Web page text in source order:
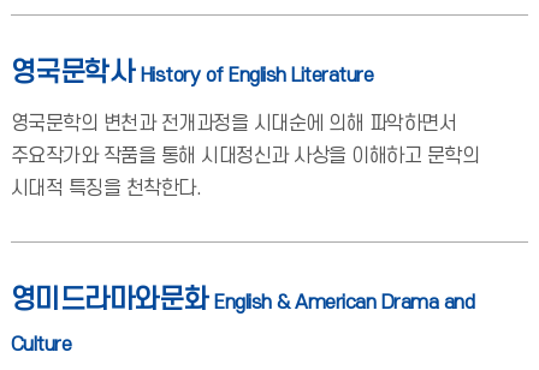
영국문학사 History of English Literature
영국문학의 변천과 전개과정을 시대순에 의해 파악하면서
주요작가와 작품을 통해 시대정신과 사상을 이해하고 문학의
시대적 특징을 천착한다.
영미드라마와문화 English & American Drama and
Culture